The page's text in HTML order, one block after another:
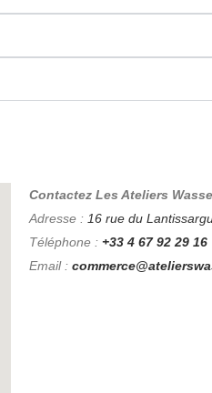
Contactez Les Ateliers
Adresse : 16 rue du
Téléphone : +33 4 67 92 29 16
Email :